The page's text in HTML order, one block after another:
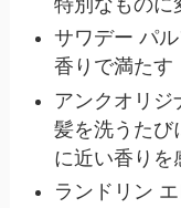
サワデー パ
香りで満たす
アンクオリジ
髪を洗うたび
に近い香りを
ランドリン